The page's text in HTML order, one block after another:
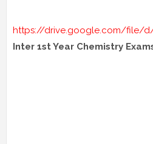
https://drive.google.com/file/
Inter 1st Year Chemistry